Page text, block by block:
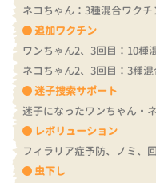
ネコちゃん：3種混合ワクチ
追加ワクチン
ワンちゃん2、3回目：10種
ネコちゃん2、3回目：3種
迷子捜索サポート
迷子になったワンちゃん・
レボリューション
フィラリア症予防、ノミ、
虫下し